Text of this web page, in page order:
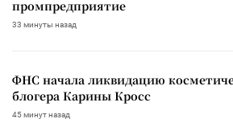
промпредприятие
33 минуты назад
ФНС начала ликвидацию
блогера Карины Кросс
45 минут назад